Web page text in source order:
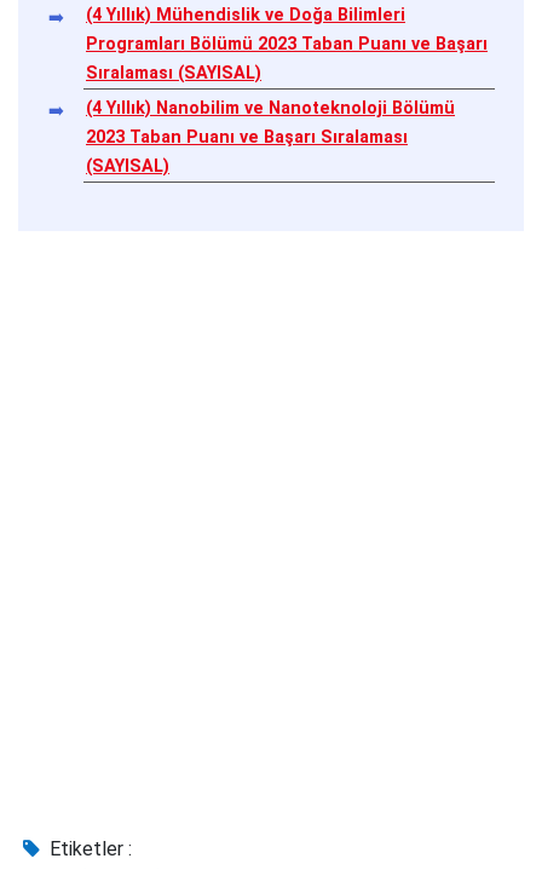
(4 Yıllık) Mühendislik ve Doğa Bilimleri
Programları Bölümü 2023 Taban Puanı ve Başarı
Sıralaması (SAYISAL)
(4 Yıllık) Nanobilim ve Nanoteknoloji Bölümü
2023 Taban Puanı ve Başarı Sıralaması
(SAYISAL)
Etiketler :